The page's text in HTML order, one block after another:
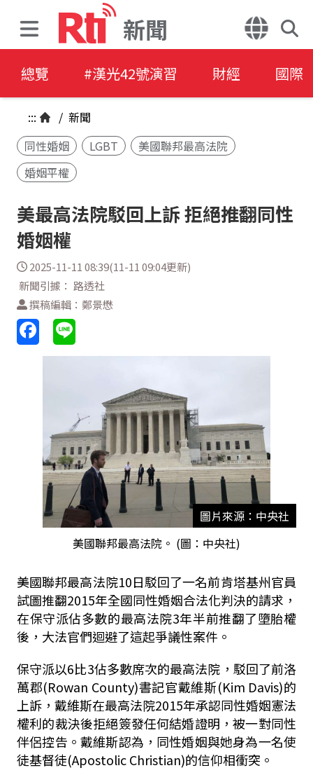
新聞
總覽 #漢光42號演習 財經 國際
::: / 新聞
同性婚姻
LGBT
美國聯邦最高法院
婚姻平權
美最高法院駁回上訴 拒絕推翻同性
婚姻權
2025-11-11 08:39(11-11 09:04更新)
新聞引據： 路透社
撰稿編輯：鄭景懋
圖片來源：中央社
美國聯邦最高法院。 (圖：中央社)
美國聯邦最高法院10日駁回了一名前肯塔基州官員
試圖推翻2015年全國同性婚姻合法化判決的請求，
在保守派佔多數的最高法院3年半前推翻了墮胎權
後，大法官們迴避了這起爭議性案件。
保守派以6比3佔多數席次的最高法院，駁回了前洛
萬郡(Rowan County)書記官戴維斯(Kim Davis)的
上訴，戴維斯在最高法院2015年承認同性婚姻憲法
權利的裁決後拒絕簽發任何結婚證明，被一對同性
伴侶控告。戴維斯認為，同性婚姻與她身為一名使
徒基督徒(Apostolic Christian)的信仰相衝突。